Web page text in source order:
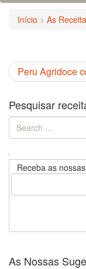
Início > As
Peru Agridoce
Pesquisar
Search
for:
Receba as
As Nossas